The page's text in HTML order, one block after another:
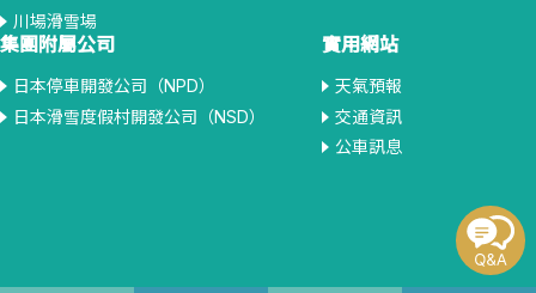
川場滑雪場
集團附屬公司
日本停車開發公司（NPD）
日本滑雪度假村開發公司（NSD）
實用網站
天氣預報
交通資訊
公車訊息